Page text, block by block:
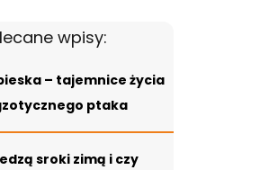
wpisy:
– tajemnice życia
ptaka
sroki zimą i czy